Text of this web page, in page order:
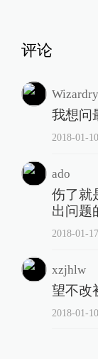
评论
Wizardry
我想问
2018-01-10
ado
伤了就
出问题
2018-01-17
xzjhlw
望不改
2018-01-10